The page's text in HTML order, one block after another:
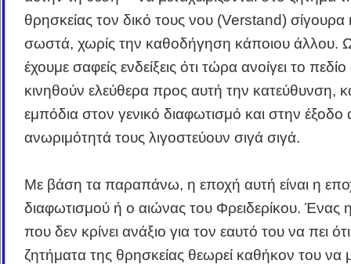
θρησκείας τον δικό τους νου (Verstand) σίγουρα
σωστά, χωρίς την καθοδήγηση κάποιου άλλου.
έχουμε σαφείς ενδείξεις ότι τώρα ανοίγει το
κινηθούν ελεύθερα προς αυτή την κατεύθυνση,
εμπόδια στον γενικό διαφωτισμό και στην
ανωριμότητά τους λιγοστεύουν σιγά σιγά.
Με βάση τα παραπάνω, η εποχή αυτή είναι η
διαφωτισμού ή ο αιώνας του Φρειδερίκου. Ένας
που δεν κρίνει ανάξιο για τον εαυτό του να πει
ζητήματα της θρησκείας θεωρεί καθήκον του να